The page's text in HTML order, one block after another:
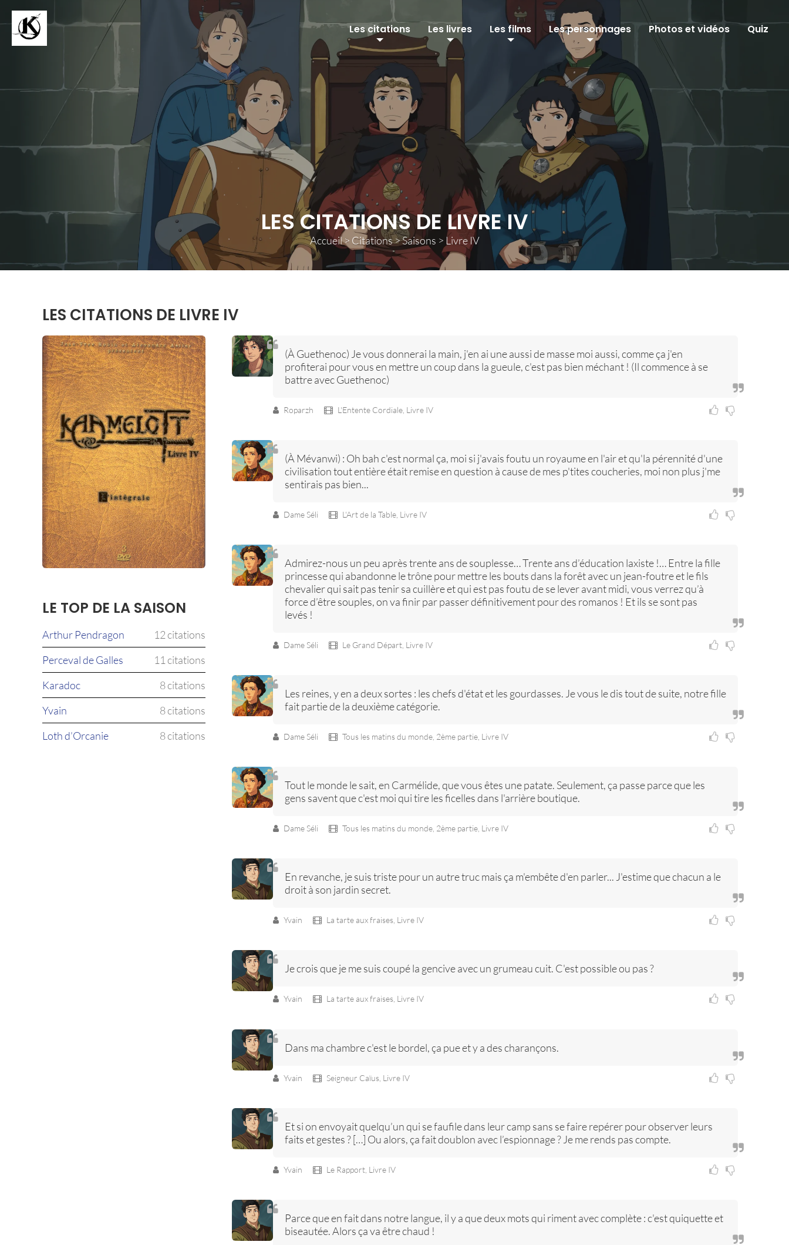
Les citations Les livres Les films Les personnages Photos et vidéos Quiz
LES CITATIONS DE LIVRE IV
Accueil> Citations>Saisons > Livre IV
LES CITATIONS DE LIVRE IV
LE TOP DE LA SAISON
Arthur Pendragon
12 citations
Perceval de Galles
11 citations
Karadoc
8 citations
Yvain
8 citations
Loth d’Orcanie
8 citations
(À Guethenoc) Je vous donnerai la main, j'en ai une aussi de masse moi aussi, comme ça j'en
profiterai pour vous en mettre un coup dans la gueule, c'est pas bien méchant ! (Il commence à se
battre avec Guethenoc)
Roparzh L'Entente Cordiale, Livre IV
(À Mévanwi) : Oh bah c'est normal ça, moi si j'avais foutu un royaume en l'air et qu'la pérennité d'une
civilisation tout entière était remise en question à cause de mes p'tites coucheries, moi non plus j'me
sentirais pas bien...
Dame Séli L'Art de la Table, Livre IV
Admirez-nous un peu après trente ans de souplesse… Trente ans d’éducation laxiste !… Entre la fille
princesse qui abandonne le trône pour mettre les bouts dans la forêt avec un jean-foutre et le fils
chevalier qui sait pas tenir sa cuillère et qui est pas foutu de se lever avant midi, vous verrez qu’à
force d’être souples, on va finir par passer définitivement pour des romanos ! Et ils se sont pas
levés !
Dame Séli Le Grand Départ, Livre IV
Les reines, y en a deux sortes : les chefs d'état et les gourdasses. Je vous le dis tout de suite, notre fille
fait partie de la deuxième catégorie.
Dame Séli Tous les matins du monde, 2ème partie, Livre IV
Tout le monde le sait, en Carmélide, que vous êtes une patate. Seulement, ça passe parce que les
gens savent que c'est moi qui tire les ficelles dans l'arrière boutique.
Dame Séli Tous les matins du monde, 2ème partie, Livre IV
En revanche, je suis triste pour un autre truc mais ça m'embête d'en parler... J'estime que chacun a le
droit à son jardin secret.
Yvain La tarte aux fraises, Livre IV
Je crois que je me suis coupé la gencive avec un grumeau cuit. C'est possible ou pas ?
Yvain La tarte aux fraises, Livre IV
Dans ma chambre c'est le bordel, ça pue et y a des charançons.
Yvain Seigneur Caïus, Livre IV
Et si on envoyait quelqu’un qui se faufile dans leur camp sans se faire repérer pour observer leurs
faits et gestes ? […] Ou alors, ça fait doublon avec l’espionnage ? Je me rends pas compte.
Yvain Le Rapport, Livre IV
Parce que en fait dans notre langue, il y a que deux mots qui riment avec complète : c'est quiquette et
biseautée. Alors ça va être chaud !